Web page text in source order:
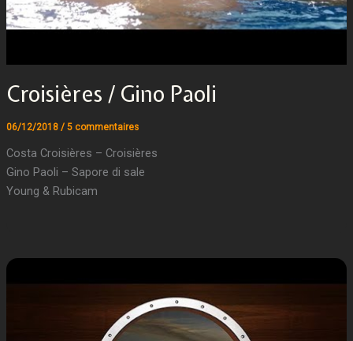
Croisières / Gino Paoli
06/12/2018 / 5 commentaires
Costa Croisières – Croisières
Gino Paoli – Sapore di sale
Young & Rubicam